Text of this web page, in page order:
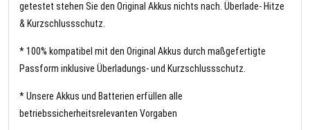
getestet stehen Sie den Original Akkus nichts nach. Überlade- Hitze
& Kurzschlussschutz.
* 100% kompatibel mit den Original Akkus durch maßgefertigte
Passform inklusive Überladungs- und Kurzschlussschutz.
* Unsere Akkus und Batterien erfüllen alle
betriebssicherheitsrelevanten Vorgaben